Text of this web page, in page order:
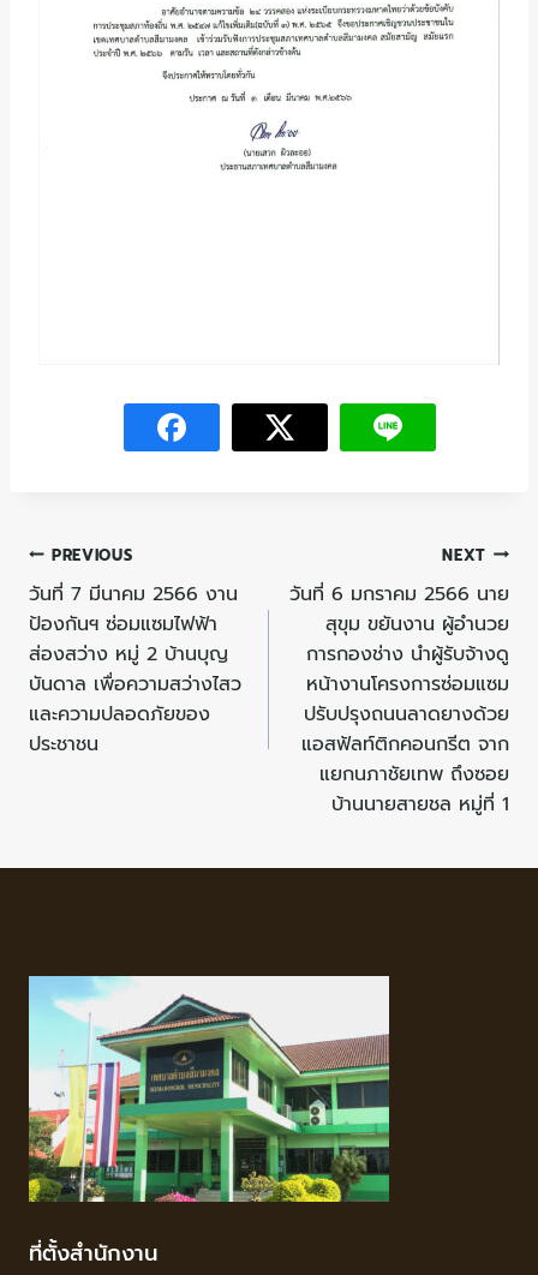
PREVIOUS
วันที่ 7 มีนาคม 2566 งาน
ป้องกันฯ ซ่อมแซมไฟฟ้า
ส่องสว่าง หมู่ 2 บ้านบุญ
บันดาล เพื่อความสว่างไสว
และความปลอดภัยของ
ประชาชน
NEXT
วันที่ 6 มกราคม 2566 นาย
สุขุม ขยันงาน ผู้อำนวย
การกองช่าง นำผู้รับจ้างดู
หน้างานโครงการซ่อมแซม
ปรับปรุงถนนลาดยางด้วย
แอสฟัลท์ติกคอนกรีต จาก
แยกนภาชัยเทพ ถึงซอย
บ้านนายสายชล หมู่ที่ 1
ที่ตั้งสำนักงาน